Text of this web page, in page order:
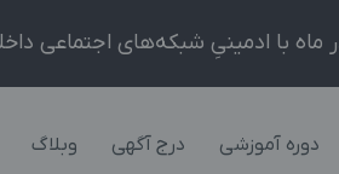
دوره آموزشی درج آگهی وبلاگ